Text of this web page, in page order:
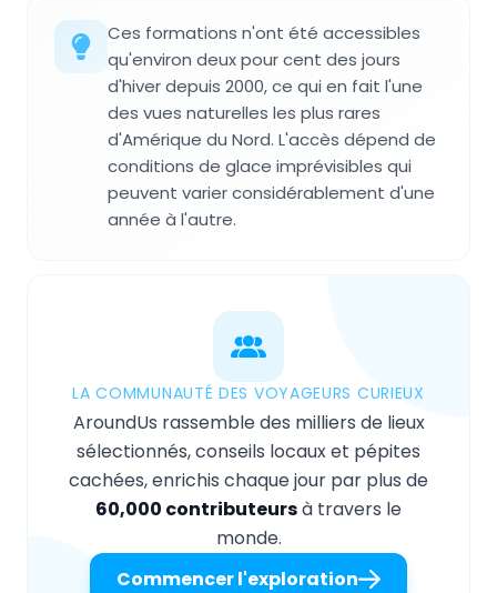
Ces formations n'ont été accessibles
qu'environ deux pour cent des jours
d'hiver depuis 2000, ce qui en fait l'une
des vues naturelles les plus rares
d'Amérique du Nord. L'accès dépend de
conditions de glace imprévisibles qui
peuvent varier considérablement d'une
année à l'autre.
LA COMMUNAUTÉ DES VOYAGEURS CURIEUX
AroundUs rassemble des milliers de lieux
sélectionnés, conseils locaux et pépites
cachées, enrichis chaque jour par plus de
60,000 contributeursà travers le
monde.
Commencer l'exploration